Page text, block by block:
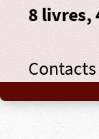
8 livres,